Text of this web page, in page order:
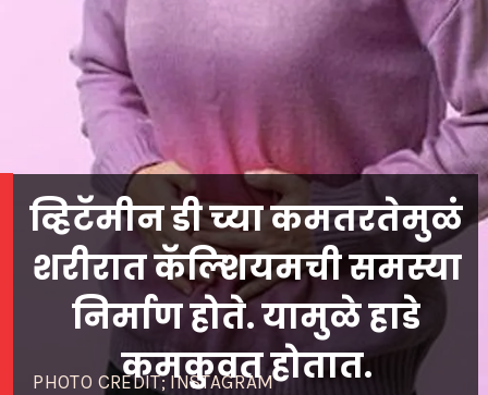
PHOTO CREDIT; INSTAGRAM
व्हिटॅमीन डी च्या कमतरतेमुळं
शरीरात कॅल्शियमची समस्या
निर्माण होते. यामुळे हाडे
कमकुवत होतात.